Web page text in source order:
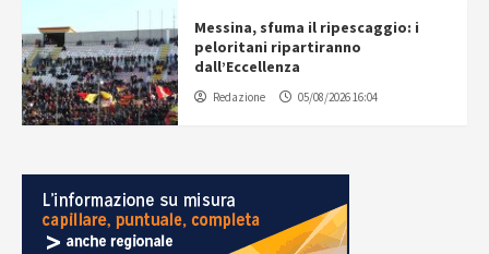
Messina, sfuma il ripescaggio: i
peloritani ripartiranno
dall’Eccellenza
Redazione 05/08/2026 16:04